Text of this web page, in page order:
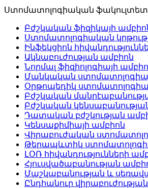
Ստոմատոլոգիական ֆակուլտետ
Բժշկական ֆիզիկայի
Ստոմատոլոգիական
Ինֆեկցիոն
Ակնաբուժության ամբիոն
Նորմալ ֆիզիոլոգիայի
Մանկական
Օրթոպեդիկ
Բժշկական
Բժշկական
Դատական բժշկության
Կենսաքիմիայի ամբիոն
Վիրաբուժական
Թերապևտիկ
ԼՕՌ հիվանդությունների
Հյուսվածաբանության
Մաշկաբանության և
Ընդհանուր